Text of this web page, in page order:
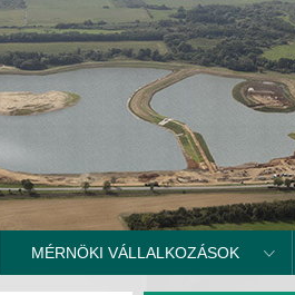
MÉRNÖKI VÁLLALKOZÁSOK